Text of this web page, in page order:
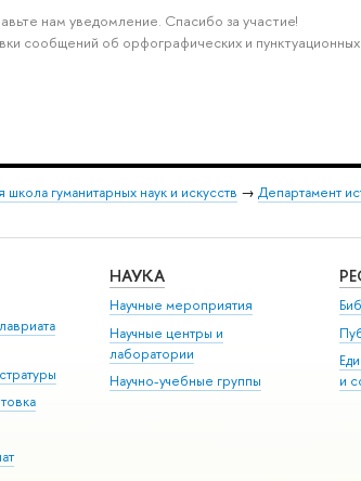
нам уведомление. Спасибо за участие!
сообщений об орфографических и
гуманитарных наук и искусств → Департамент
НАУКА
Научные мероприятия
Научные центры и
лаборатории
Научно-учебные группы
и